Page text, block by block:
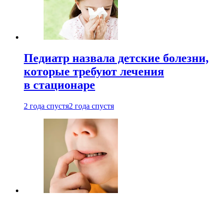
Педиатр назвала детские болезни,
которые требуют лечения
в стационаре
2 года спустя2 года спустя